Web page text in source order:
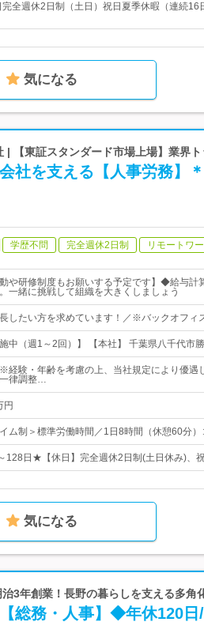
全週休2日制（土日）祝日夏季休暇（連続
気になる
| 【東証スタンダード市場上場】業界ト
会社を支える【人事労務】
学歴不問 完全週休2日制 リモートワ
動や研修制度もお願いする予定です】◆給与計
一緒に挑戦して組織を大きくしましょう
したい方を求めています！／※バックオフィ
施中（週1～2回）】 【本社】 千葉県八千代
経験・年齢を考慮の上、当社規定により優
律調整…
円
ム制＞標準労働時間／1日8時間（休憩60分
128日★【休日】完全週休2日制(土日休み)、
気になる
3年創業！長野の暮らしを支える多
総務・人事】◆年休120日